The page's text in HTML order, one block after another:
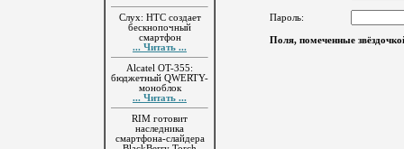
Слух: HTC создает
бескнопочный
смартфон
... Читать ...
Alcatel OT-355:
бюджетный QWERTY-
моноблок
... Читать ...
RIM готовит
наследника
смартфона-слайдера
Пароль:
Поля, помеченные